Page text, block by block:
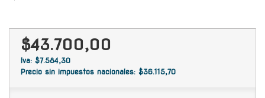
$43.700,00
Iva: $7.584,30
Precio sin impuestos nacionales: $36.115,70